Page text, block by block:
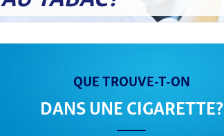
QUE TROUVE-T-ON
DANS UNE CIGARETTE?